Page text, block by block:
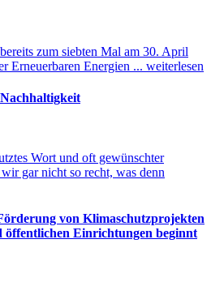
zum siebten Mal am 30. April
Erneuerbaren Energien ... weiterlesen
Wort und oft gewünschter
gar nicht so recht, was denn
von Klimaschutzprojekten
öffentlichen Einrichtungen beginnt